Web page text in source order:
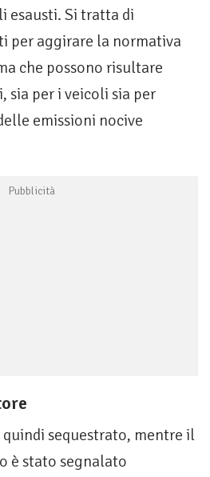
esausti. Si tratta di
per aggirare la normativa
che possono risultare
sia per i veicoli sia per
emissioni nocive
sequestrato, mentre il
è stato segnalato